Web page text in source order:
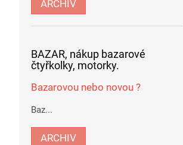
ARCHIV
BAZAR, nákup bazarové
čtyřkolky, motorky.
Bazarovou nebo novou ?
Baz...
ARCHIV